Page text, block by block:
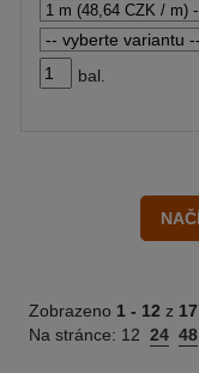
bal.
Zobrazeno 1 - 12 z 17
Na stránce: 12 24 48